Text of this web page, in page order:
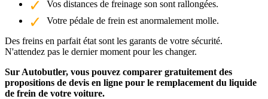
Vos distances de freinage son sont rallongées.
Votre pédale de frein est anormalement molle.
Des freins en parfait état sont les garants de votre sécurité.
N'attendez pas le dernier moment pour les changer.
Sur Autobutler, vous pouvez comparer gratuitement des
propositions de devis en ligne pour le remplacement du liquide
de frein de votre voiture.